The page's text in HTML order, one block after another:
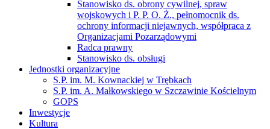
Stanowisko ds. obrony cywilnej, spraw
wojskowych i P. P. O. Ż., pełnomocnik ds.
ochrony informacji niejawnych, współpraca z
Organizacjami Pozarządowymi
Radca prawny
Stanowisko ds. obsługi
Jednostki organizacyjne
S.P. im. M. Kownackiej w Trębkach
S.P. im. A. Małkowskiego w Szczawinie Kościelnym
GOPS
Inwestycje
Kultura